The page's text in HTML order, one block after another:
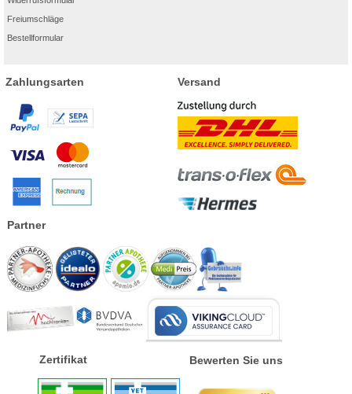
Freiumschläge
Bestellformular
Zahlungsarten Versand
Partner
Zertifikat Bewerten Sie uns